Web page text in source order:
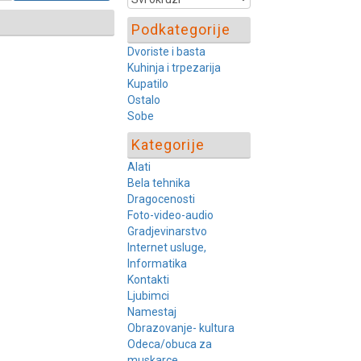
Podkategorije
Dvoriste i basta
Kuhinja i trpezarija
Kupatilo
Ostalo
Sobe
Kategorije
Alati
Bela tehnika
Dragocenosti
Foto-video-audio
Gradjevinarstvo
Internet usluge,
Informatika
Kontakti
Ljubimci
Namestaj
Obrazovanje- kultura
Odeca/obuca za